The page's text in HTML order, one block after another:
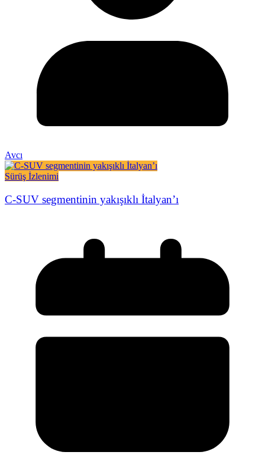
Avcı
Sürüş İzlenimi
C-SUV segmentinin yakışıklı İtalyan’ı